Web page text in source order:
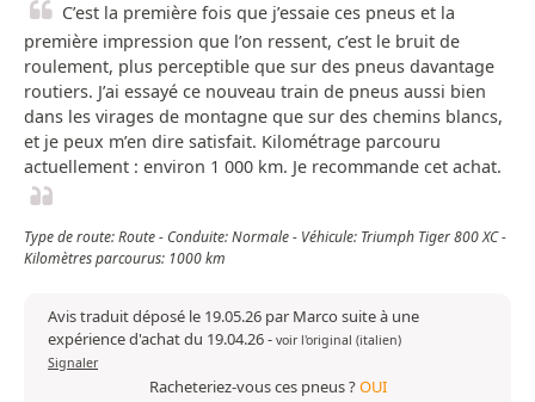
C’est la première fois que j’essaie ces pneus et la
première impression que l’on ressent, c’est le bruit de
roulement, plus perceptible que sur des pneus davantage
routiers. J’ai essayé ce nouveau train de pneus aussi bien
dans les virages de montagne que sur des chemins blancs,
et je peux m’en dire satisfait. Kilométrage parcouru
actuellement : environ 1 000 km. Je recommande cet achat.
Type de route: Route - Conduite: Normale - Véhicule: Triumph Tiger 800 XC -
Kilomètres parcourus: 1000 km
Avis traduit déposé le 19.05.26 par Marco suite à une
expérience d'achat du 19.04.26- voir l'original (italien)
Signaler
Racheteriez-vous ces pneus ?OUI